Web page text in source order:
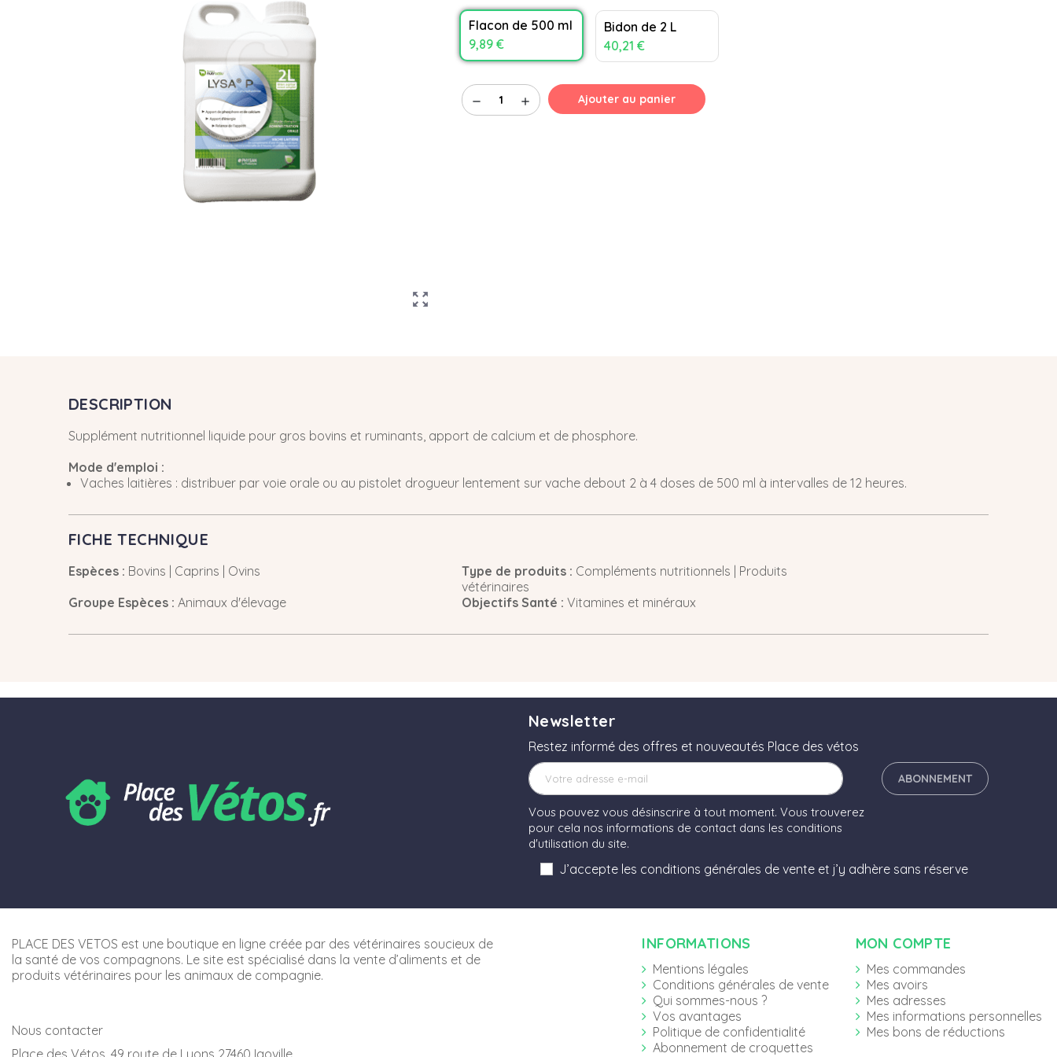
zoom_out_map
Flacon de 500 ml
9,89 €
Bidon de 2 L
40,21 €
remove add Ajouter au panier
DESCRIPTION
Supplément nutritionnel liquide pour gros bovins et ruminants, apport de calcium et de phosphore.
Mode d'emploi :
Vaches laitières : distribuer par voie orale ou au pistolet drogueur lentement sur vache debout 2 à 4 doses de 500 ml à intervalles de 12 heures.
FICHE TECHNIQUE
Espèces : Bovins | Caprins | Ovins Type de produits : Compléments nutritionnels | Produits
vétérinaires
Groupe Espèces : Animaux d'élevage Objectifs Santé : Vitamines et minéraux
Newsletter
Restez informé des offres et nouveautés Place des vétos
ABONNEMENT
Vous pouvez vous désinscrire à tout moment. Vous trouverez
pour cela nos informations de contact dans les conditions
d'utilisation du site.
J’accepte les conditions générales de vente et j’y adhère sans réserve
PLACE DES VETOS est une boutique en ligne créée par des vétérinaires soucieux de
la santé de vos compagnons. Le site est spécialisé dans la vente d’aliments et de
produits vétérinaires pour les animaux de compagnie.
Nous contacter
INFORMATIONS
Mentions légales
Conditions générales de vente
Qui sommes-nous ?
Vos avantages
Politique de confidentialité
Abonnement de croquettes
MON COMPTE
Mes commandes
Mes avoirs
Mes adresses
Mes informations personnelles
Mes bons de réductions